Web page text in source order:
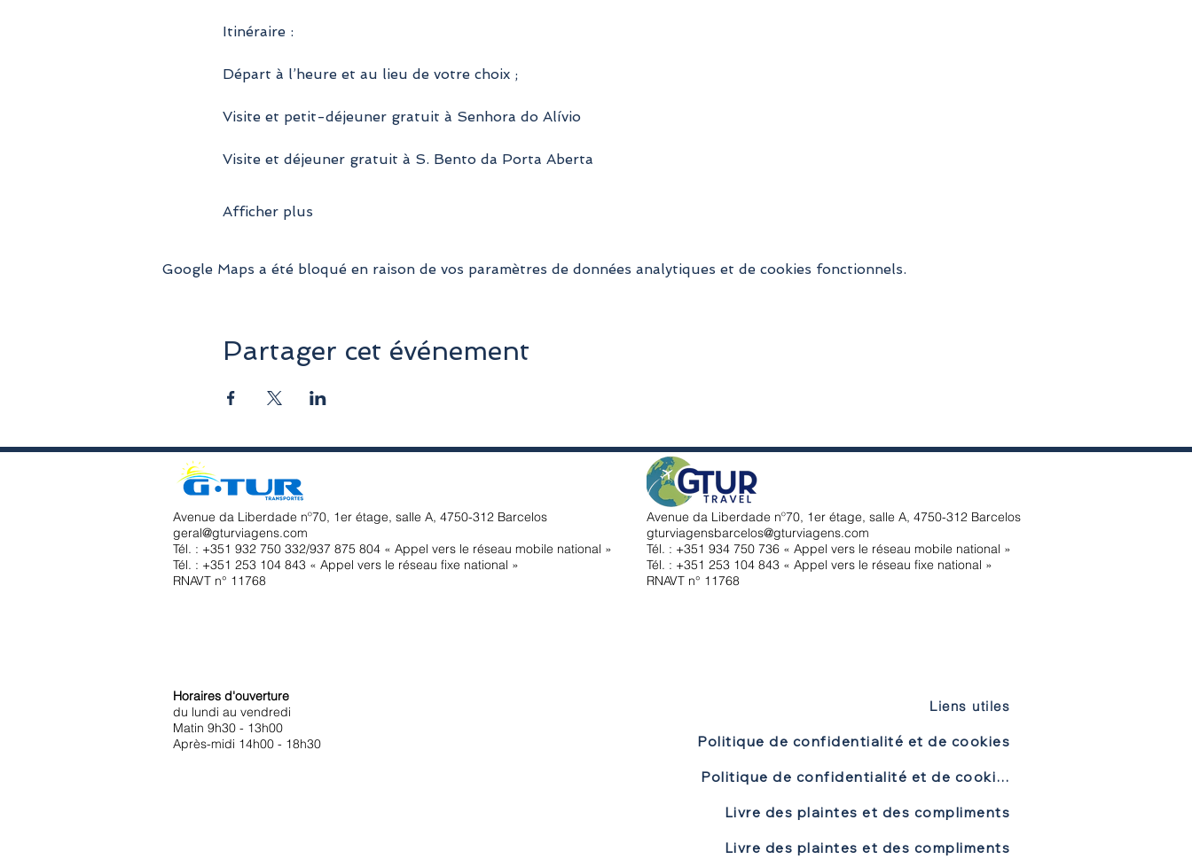
Itinéraire :
Départ à l’heure et au lieu de votre choix ;
Visite et petit-déjeuner gratuit à Senhora do Alívio
Visite et déjeuner gratuit à S. Bento da Porta Aberta
Afficher plus
Google Maps a été bloqué en raison de vos paramètres de données analytiques et de cookies fonctionnels.
Partager cet événement
Avenue da Liberdade nº70, 1er étage, salle A, 4750-312 Barcelos
geral@gturviagens.com
Tél. : +351 932 750 332/937 875 804 « Appel vers le réseau mobile national »
Tél. : +351 253 104 843 « Appel vers le réseau fixe national »
RNAVT n° 11768
Horaires d'ouverture
du lundi au vendredi
Matin 9h30 - 13h00
Après-midi 14h00 - 18h30
Avenue da Liberdade nº70, 1er étage, salle A, 4750-312 Barcelos
gturviagensbarcelos@gturviagens.com
Tél. : +351 934 750 736 « Appel vers le réseau mobile national »
Tél. : +351 253 104 843 « Appel vers le réseau fixe national »
RNAVT n° 11768
Liens utiles
Politique de confidentialité et de cookies
Politique de confidentialité et de cookies
Livre des plaintes et des compliments
Livre des plaintes et des compliments